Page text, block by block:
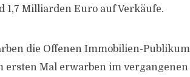
1,7 Milliarden Euro auf Verkäufe.
die Offenen Immobilien-
ersten Mal erwarben im